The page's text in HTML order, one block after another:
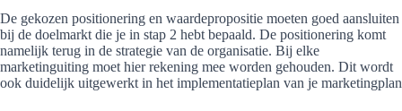
De gekozen positionering en waardepropositie moeten goed aansluiten
bij de doelmarkt die je in stap 2 hebt bepaald. De positionering komt
namelijk terug in de strategie van de organisatie. Bij elke
marketinguiting moet hier rekening mee worden gehouden. Dit wordt
ook duidelijk uitgewerkt in het implementatieplan van je marketingplan